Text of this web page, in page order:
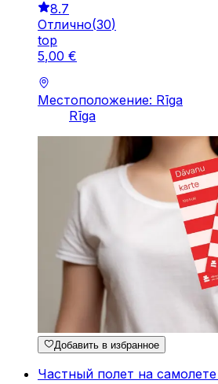
8.7
Отлично(30)
top
5,00 €
Местоположение: Rīga
Rīga
Добавить в избранное
Частный полет на